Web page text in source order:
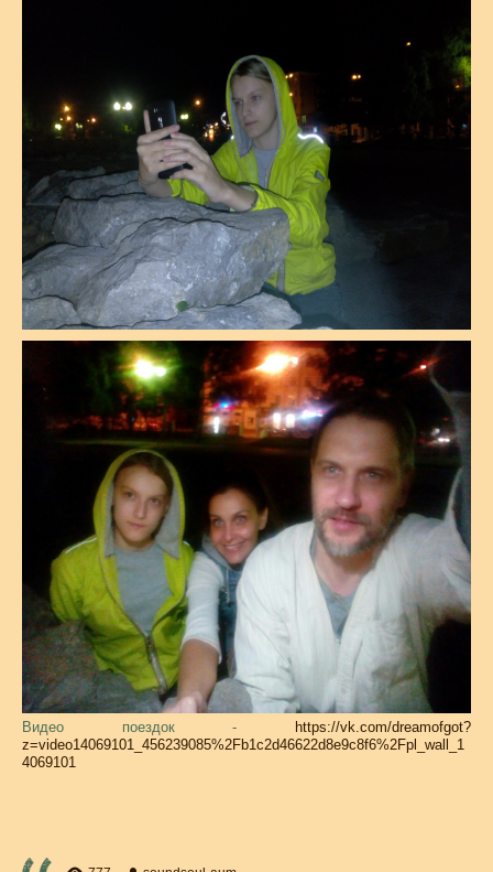
Видео поездок -
https://vk.com/dreamofgot?
z=video14069101_456239085%2Fb1c2d46622d8e9c8f6%2Fpl_wall_1
4069101